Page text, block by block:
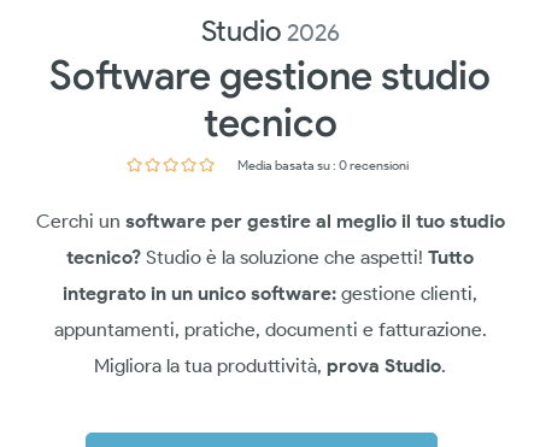
Studio 2026
Software gestione studio
tecnico
Media basata su : 0 recensioni
Cerchi un software per gestire al meglio il tuo studio
tecnico? Studio è la soluzione che aspetti! Tutto
integrato in un unico software: gestione clienti,
appuntamenti, pratiche, documenti e fatturazione.
Migliora la tua produttività, prova Studio.